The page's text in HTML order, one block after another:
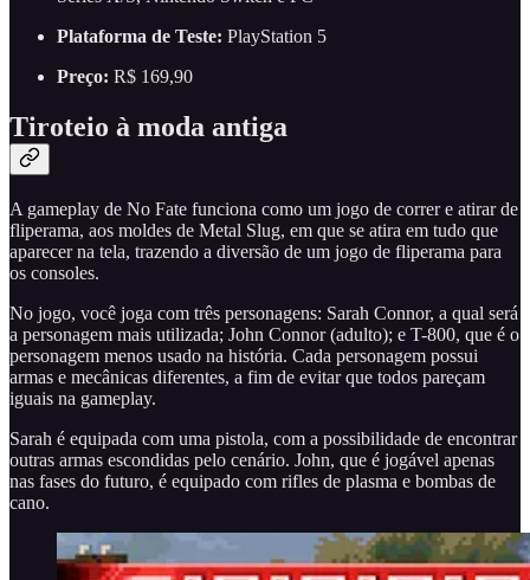
Plataforma de Teste: PlayStation 5
Preço: R$ 169,90
Tiroteio à moda antiga
A gameplay de No Fate funciona como um jogo de correr e atirar de
fliperama, aos moldes de Metal Slug, em que se atira em tudo que
aparecer na tela, trazendo a diversão de um jogo de fliperama para
os consoles.
No jogo, você joga com três personagens: Sarah Connor, a qual será
a personagem mais utilizada; John Connor (adulto); e T-800, que é o
personagem menos usado na história. Cada personagem possui
armas e mecânicas diferentes, a fim de evitar que todos pareçam
iguais na gameplay.
Sarah é equipada com uma pistola, com a possibilidade de encontrar
outras armas escondidas pelo cenário. John, que é jogável apenas
nas fases do futuro, é equipado com rifles de plasma e bombas de
cano.